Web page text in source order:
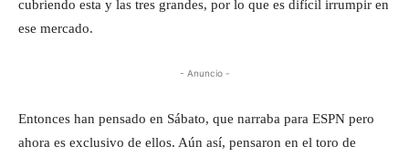
cubriendo esta y las tres grandes, por lo que es difícil irrumpir en
ese mercado.
- Anuncio -
Entonces han pensado en Sábato, que narraba para ESPN pero
ahora es exclusivo de ellos. Aún así, pensaron en el toro de